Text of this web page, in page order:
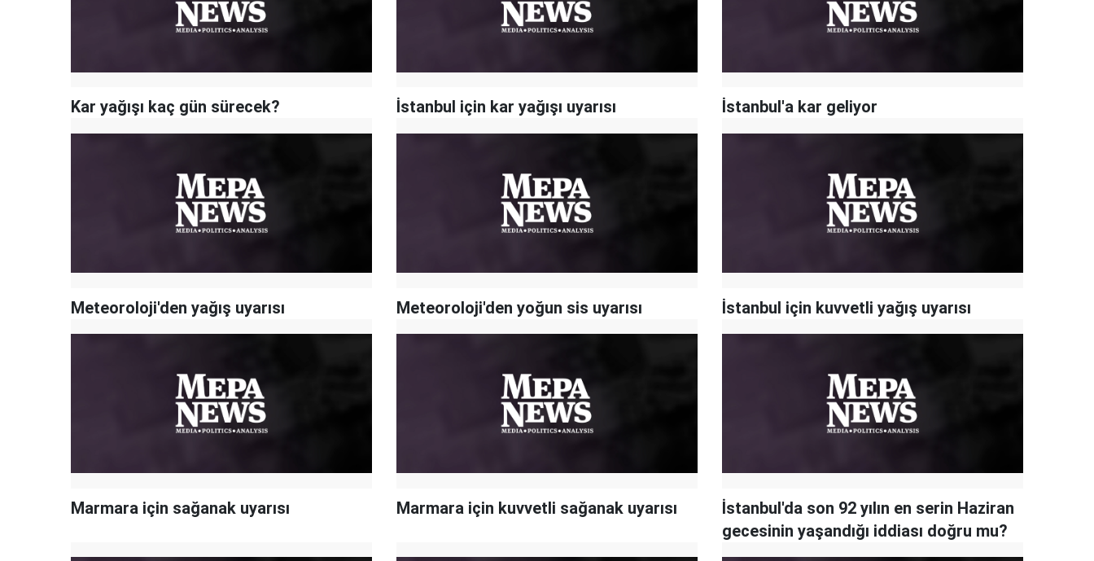
Kar yağışı kaç gün sürecek? İstanbul için kar yağışı uyarısı İstanbul'a kar geliyor
Meteoroloji'den yağış uyarısı Meteoroloji'den yoğun sis uyarısı İstanbul için kuvvetli yağış uyarısı
Marmara için sağanak uyarısı Marmara için kuvvetli sağanak uyarısı
İstanbul'da son 92 yılın en serin Haziran
gecesinin yaşandığı iddiası doğru mu?